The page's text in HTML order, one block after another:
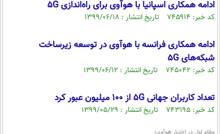
ادامه همکاری اسپانیا با هوآوی برای راه‌اندازی 5G
کد خبر: ۷۴۵۹۱۴ تاریخ انتشار : ۱۳۹۹/۰۶/۱۸
ادامه همکاری فرانسه با هوآوی در توسعه زیرساخت
شبکه‌های 5G
کد خبر: ۷۴۵۰۴۲ تاریخ انتشار : ۱۳۹۹/۰۶/۱۲
تعداد کاربران جهانی 5G از ۱۰۰ میلیون عبور کرد
کد خبر: ۷۴۳۱۹۵ تاریخ انتشار : ۱۳۹۹/۰۵/۲۹
مقام اول در اختیار هوآوی؛